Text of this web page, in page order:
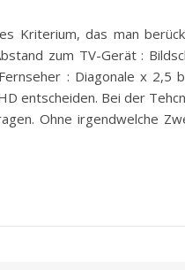
Kriterium, das man
zum TV-Gerät :
: Diagonale x 2,5
entscheiden. Bei der
Ohne irgendwelche